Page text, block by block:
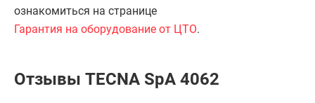
ознакомиться на странице
Гарантия на оборудование от ЦТО.
Отзывы TECNA SpA 4062